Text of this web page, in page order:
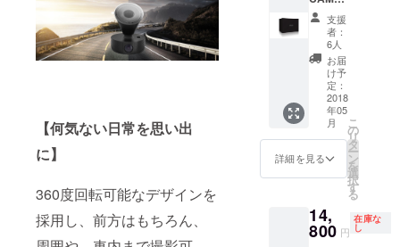
【何気ない日常を思い出
に】
360度回転可能なデザインを
採用し、前方はもちろん、
VA-
CD001
1セット
2018年
5月以降
の全国
家電量
販店な
どでの
販売が
スター
トした
段階
次送料
無料で
お届け
支援
者：
6人
お届
け予
定：
2018
年05
月
詳細を見る
こ
の
リ
タ
ー
ン
を
選
択
す
る
14,
800 円
在庫な
し